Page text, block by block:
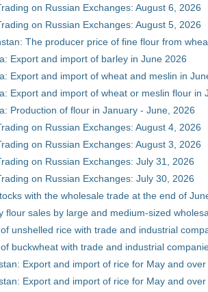
on Russian Exchanges: August 6, 2026
on Russian Exchanges: August 5, 2026
The producer price of fine flour from
Export and import of barley in June 2026
Export and import of wheat and meslin in
Export and import of wheat or meslin flour in
Production of flour in January - June, 2026
on Russian Exchanges: August 4, 2026
on Russian Exchanges: August 3, 2026
on Russian Exchanges: July 31, 2026
on Russian Exchanges: July 30, 2026
with the wholesale trade at the end of
flour sales by large and medium-sized
unshelled rice with trade and industrial
buckwheat with trade and industrial
Export and import of rice for May and
Export and import of rice for May and